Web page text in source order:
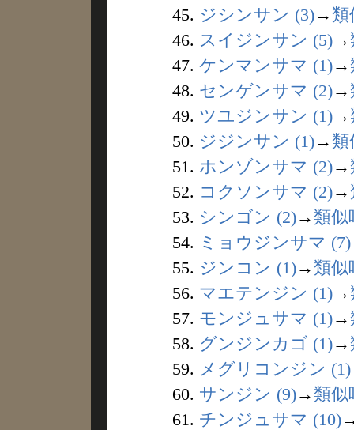
45. ジシンサン (3)→ 類
46. スイジンサン (5)→
47. ケンマンサマ (1)→
48. センゲンサマ (2)→
49. ツユジンサン (1)→
50. ジジンサン (1)→ 類
51. ホンゾンサマ (2)→
52. コクソンサマ (2)→
53. シンゴン (2)→ 類似
54. ミョウジンサマ (7)
55. ジンコン (1)→ 類似
56. マエテンジン (1)→
57. モンジュサマ (1)→
58. グンジンカゴ (1)→
59. メグリコンジン (1)
60. サンジン (9)→ 類似
61. チンジュサマ (10)